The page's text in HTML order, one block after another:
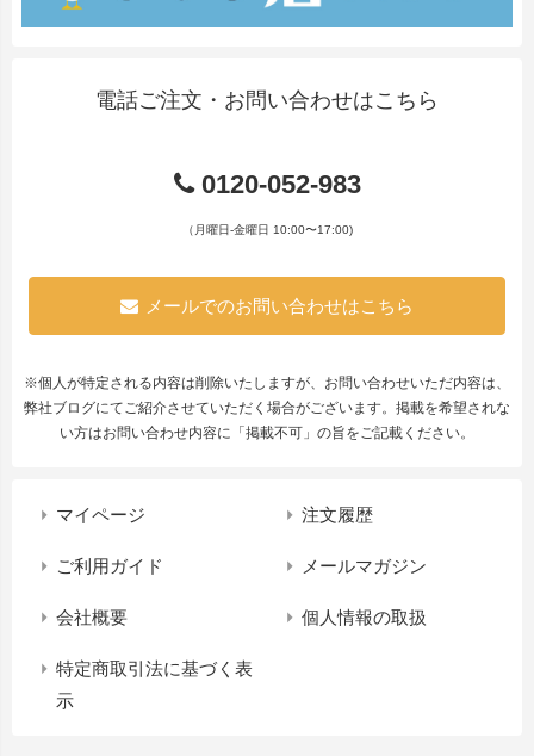
電話ご注文・お問い合わせはこちら
0120-052-983
（月曜日-金曜日 10:00〜17:00)
メールでのお問い合わせはこちら
※個人が特定される内容は削除いたしますが、お問い合わせいただ内容は、
弊社ブログにてご紹介させていただく場合がございます。掲載を希望されな
い方はお問い合わせ内容に「掲載不可」の旨をご記載ください。
マイページ 注文履歴
ご利用ガイド メールマガジン
会社概要 個人情報の取扱
特定商取引法に基づく表
示